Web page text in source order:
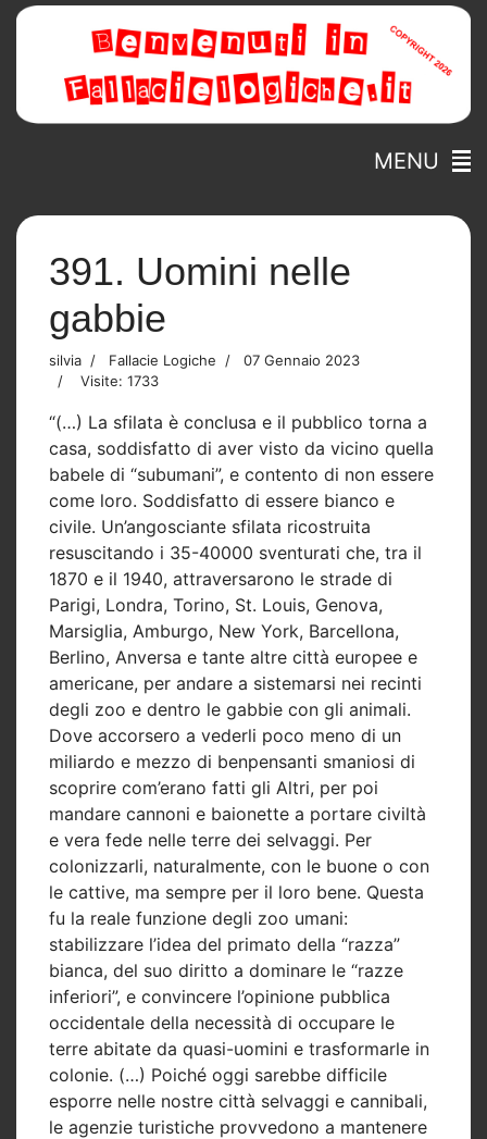
MENU
391. Uomini nelle
gabbie
silvia Fallacie Logiche
07 Gennaio 2023
Visite: 1733
“(…) La sfilata è conclusa e il pubblico torna a
casa, soddisfatto di aver visto da vicino quella
babele di “subumani”, e contento di non essere
come loro. Soddisfatto di essere bianco e
civile. Un’angosciante sfilata ricostruita
resuscitando i 35-40000 sventurati che, tra il
1870 e il 1940, attraversarono le strade di
Parigi, Londra, Torino, St. Louis, Genova,
Marsiglia, Amburgo, New York, Barcellona,
Berlino, Anversa e tante altre città europee e
americane, per andare a sistemarsi nei recinti
degli zoo e dentro le gabbie con gli animali.
Dove accorsero a vederli poco meno di un
miliardo e mezzo di benpensanti smaniosi di
scoprire com’erano fatti gli Altri, per poi
mandare cannoni e baionette a portare civiltà
e vera fede nelle terre dei selvaggi. Per
colonizzarli, naturalmente, con le buone o con
le cattive, ma sempre per il loro bene. Questa
fu la reale funzione degli zoo umani:
stabilizzare l’idea del primato della “razza”
bianca, del suo diritto a dominare le “razze
inferiori”, e convincere l’opinione pubblica
occidentale della necessità di occupare le
terre abitate da quasi-uomini e trasformarle in
colonie. (…) Poiché oggi sarebbe difficile
esporre nelle nostre città selvaggi e cannibali,
le agenzie turistiche provvedono a mantenere